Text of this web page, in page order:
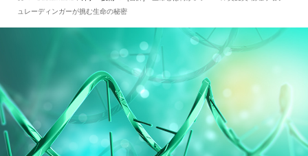
ュレーディンガーが挑む生命の秘密